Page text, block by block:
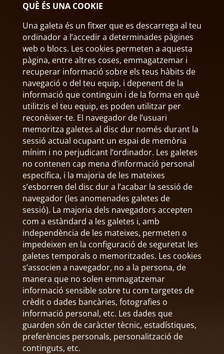
QUÈ ÉS UNA COOKIE
Una galeta és un fitxer que es descarrega al teu
ordinador a l’accedir a determinades pàgines
web o blocs. Les cookies permeten a aquesta
pàgina, entre altres coses, emmagatzemar i
recuperar informació sobre els teus hàbits de
navegació o del teu equip, i depenent de la
informació que continguin i de la forma en què
utilitzis el teu equip, es poden utilitzar per
reconèixer-te. El navegador de l’usuari
memoritza galetes al disc dur només durant la
sessió actual ocupant un espai de memòria
mínim i no perjudicant l’ordinador. Les galetes
no contenen cap mena d’informació personal
específica, i la majoria de les mateixes
s’esborren del disc dur a l’acabar la sessió de
navegador (les anomenades galetes de
sessió). La majoria dels navegadors accepten
com a estàndard a les galetes i, amb
independència de les mateixes, permeten o
impedeixen en la configuració de seguretat les
galetes temporals o memoritzades. Les cookies
s’associen a navegador, no a la persona, de
manera que no solen emmagatzemar
informació sensible sobre tu com targetes de
crèdit o dades bancàries, fotografies o
informació personal, etc. Les dades que
guarden són de caràcter tècnic, estadístiques,
preferències personals, personalització de
continguts, etc.